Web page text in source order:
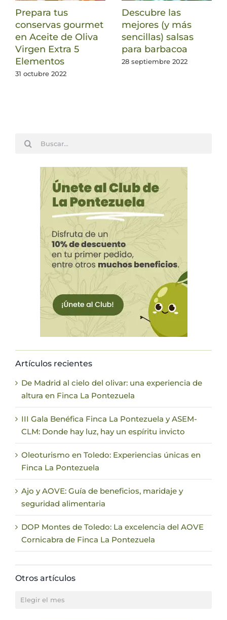
Prepara tus
conservas gourmet
en Aceite de Oliva
Virgen Extra 5
Elementos
31 octubre 2022
Descubre las
mejores (y más
sencillas) salsas
para barbacoa
28 septiembre 2022
Buscar:
Artículos recientes
De Madrid al cielo del olivar: una experiencia de
altura en Finca La Pontezuela
III Gala Benéfica Finca La Pontezuela y ASEM-
CLM: Donde hay luz, hay un espíritu invicto
Oleoturismo en Toledo: Experiencias únicas en
Finca La Pontezuela
Ajo y AOVE: Guía de beneficios, maridaje y
seguridad alimentaria
DOP Montes de Toledo: La excelencia del AOVE
Cornicabra de Finca La Pontezuela
Otros artículos
Otros